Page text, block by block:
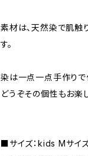
素材は、天然染で肌触
す。
染は一点一点手作りで
どうぞその個性もお楽
■サイズ：kids Mサイ